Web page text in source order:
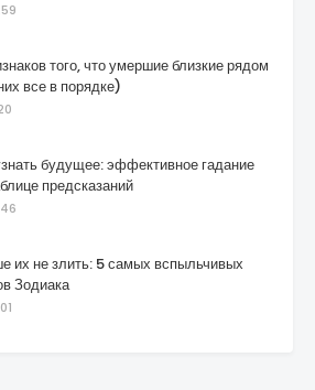
того, что умершие близкие рядом
все в порядке)
будущее: эффективное гадание
предсказаний
их не злить: 5 самых вспыльчивых
Зодиака